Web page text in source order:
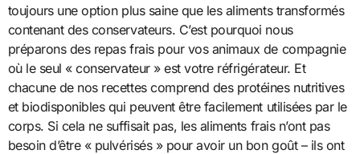
toujours une option plus saine que les aliments transformés
contenant des conservateurs. C’est pourquoi nous
préparons des repas frais pour vos animaux de compagnie
où le seul « conservateur » est votre réfrigérateur. Et
chacune de nos recettes comprend des protéines nutritives
et biodisponibles qui peuvent être facilement utilisées par le
corps. Si cela ne suffisait pas, les aliments frais n’ont pas
besoin d’être « pulvérisés » pour avoir un bon goût – ils ont